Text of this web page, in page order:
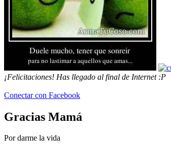
¡Felicitaciones! Has llegado al final de Internet :P
Conectar con Facebook
Gracias Mamá
Por darme la vida